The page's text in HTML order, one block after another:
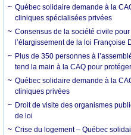
Québec solidaire demande à la
cliniques spécialisées privées
Consensus de la société civile
l’élargissement de la loi Françoise
Plus de 350 personnes à
tend la main à la CAQ pour
Québec solidaire demande à la
cliniques privées
Droit de visite des organismes
de loi
Crise du logement – Québec